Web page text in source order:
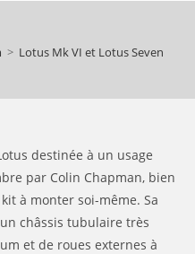
> Lotus Mk VI et Lotus Seven
destinée à un usage
par Colin Chapman, bien
à monter soi-même. Sa
châssis tubulaire très
et de roues externes à